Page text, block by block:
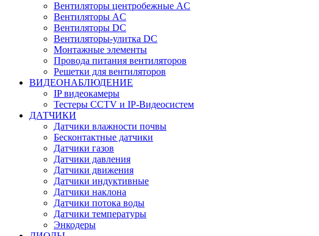
Вентиляторы центробежные AC
Вентиляторы AC
Вентиляторы DC
Вентиляторы-улитка DC
Монтажные элементы
Провода питания вентиляторов
Решетки для вентиляторов
ВИДЕОНАБЛЮДЕНИЕ
IP видеокамеры
Тестеры CCTV и IP-Видеосистем
ДАТЧИКИ
Датчики влажности почвы
Бесконтактные датчики
Датчики газов
Датчики давления
Датчики движения
Датчики индуктивные
Датчики наклона
Датчики потока воды
Датчики температуры
Энкодеры